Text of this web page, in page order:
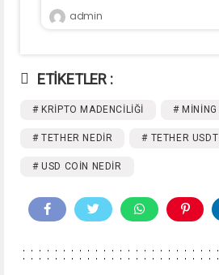
admin
ETİKETLER :
# KRIPTO MADENCILIĞI # MINING
# TETHER NEDIR # TETHER USDT
# USD COIN NEDIR